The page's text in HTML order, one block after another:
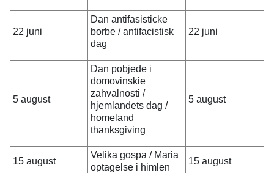
22 juni
Dan antifasisticke
borbe / antifacistisk
dag
22 juni
5 august
Dan pobjede i
domovinskie
zahvalnosti /
hjemlandets dag /
homeland
thanksgiving
5 august
15 august
Velika gospa / Maria
optagelse i himlen
15 august